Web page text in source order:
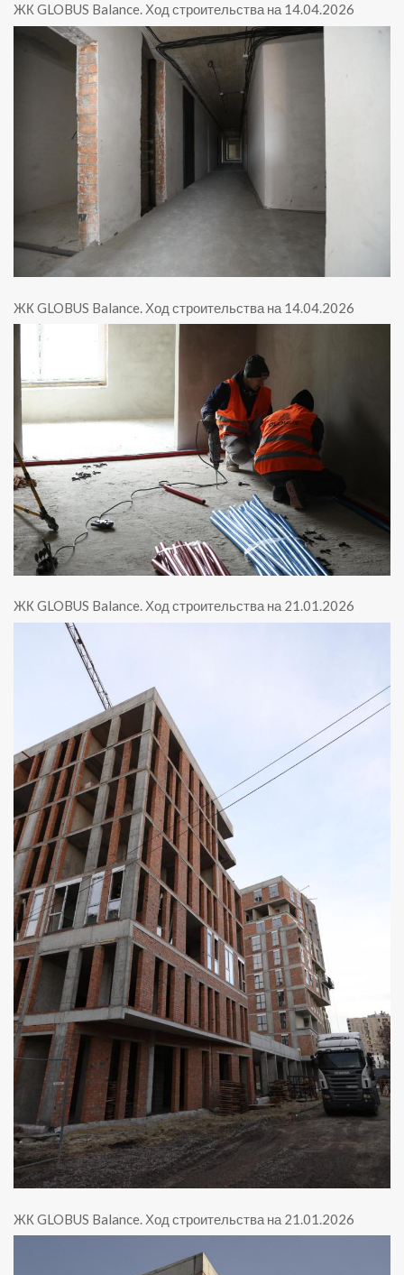
ЖК GLOBUS Balance. Ход строительства на 14.04.2026
ЖК GLOBUS Balance. Ход строительства на 14.04.2026
ЖК GLOBUS Balance. Ход строительства на 21.01.2026
ЖК GLOBUS Balance. Ход строительства на 21.01.2026